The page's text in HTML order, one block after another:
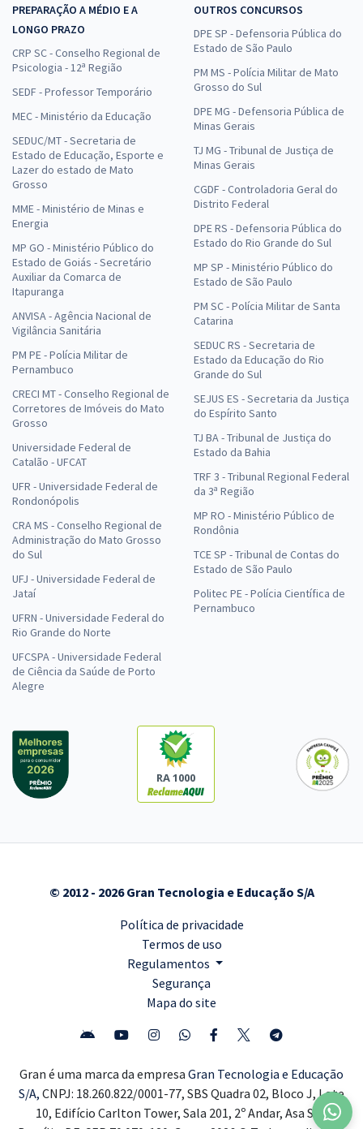
PREPARAÇÃO A MÉDIO E A
LONGO PRAZO
CRP SC - Conselho Regional de
Psicologia - 12ª Região
SEDF - Professor Temporário
MEC - Ministério da Educação
SEDUC/MT - Secretaria de
Estado de Educação, Esporte e
Lazer do estado de Mato
Grosso
MME - Ministério de Minas e
Energia
MP GO - Ministério Público do
Estado de Goiás - Secretário
Auxiliar da Comarca de
Itapuranga
ANVISA - Agência Nacional de
Vigilância Sanitária
PM PE - Polícia Militar de
Pernambuco
CRECI MT - Conselho Regional de
Corretores de Imóveis do Mato
Grosso
Universidade Federal de
Catalão - UFCAT
UFR - Universidade Federal de
Rondonópolis
CRA MS - Conselho Regional de
Administração do Mato Grosso
do Sul
UFJ - Universidade Federal de
Jataí
UFRN - Universidade Federal do
Rio Grande do Norte
UFCSPA - Universidade Federal
de Ciência da Saúde de Porto
Alegre
OUTROS CONCURSOS
DPE SP - Defensoria Pública do
Estado de São Paulo
PM MS - Polícia Militar de Mato
Grosso do Sul
DPE MG - Defensoria Pública de
Minas Gerais
TJ MG - Tribunal de Justiça de
Minas Gerais
CGDF - Controladoria Geral do
Distrito Federal
DPE RS - Defensoria Pública do
Estado do Rio Grande do Sul
MP SP - Ministério Público do
Estado de São Paulo
PM SC - Polícia Militar de Santa
Catarina
SEDUC RS - Secretaria de
Estado da Educação do Rio
Grande do Sul
SEJUS ES - Secretaria da Justiça
do Espírito Santo
TJ BA - Tribunal de Justiça do
Estado da Bahia
TRF 3 - Tribunal Regional Federal
da 3ª Região
MP RO - Ministério Público de
Rondônia
TCE SP - Tribunal de Contas do
Estado de São Paulo
Politec PE - Polícia Científica de
Pernambuco
RA 1000
© 2012 - 2026 Gran Tecnologia e Educação S/A
Política de privacidade
Termos de uso
Regulamentos
Segurança
Mapa do site
Gran é uma marca da empresa Gran Tecnologia e Educação
S/A, CNPJ: 18.260.822/0001-77, SBS Quadra 02, Bloco J, Lote
10, Edifício Carlton Tower, Sala 201, 2º Andar, Asa Sul,